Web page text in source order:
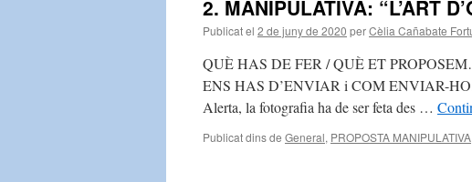
2. MANIPULATIVA: “L’ART
Publicat el 2 de juny de 2020 perCèlia Cañabate
QUÈ HAS DE FER / QUÈ ET
ENS HAS D’ENVIAR i COM ENVIAR-HO.
Alerta, la fotografia ha de ser feta des …
Publicat dins de General, PROPOSTA MANIPULATIVA